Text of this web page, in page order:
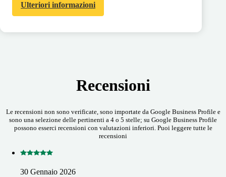
Ulteriori informazioni
Recensioni
Le recensioni non sono verificate, sono importate da Google Business Profile e
sono una selezione delle pertinenti a 4 o 5 stelle; su Google Business Profile
possono esserci recensioni con valutazioni inferiori. Puoi leggere tutte le
recensioni
30 Gennaio 2026